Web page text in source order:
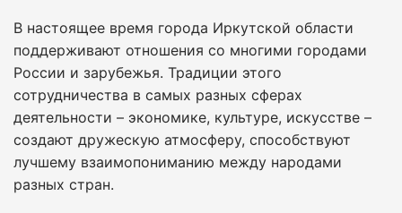
В настоящее время города Иркутской области
поддерживают отношения со многими городами
России и зарубежья. Традиции этого
сотрудничества в самых разных сферах
деятельности – экономике, культуре, искусстве –
создают дружескую атмосферу, способствуют
лучшему взаимопониманию между народами
разных стран.